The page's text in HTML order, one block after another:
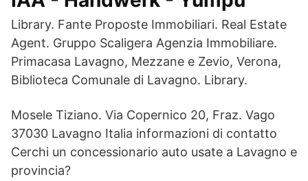
Library. Fante Proposte Immobiliari. Real Estate
Agent. Gruppo Scaligera Agenzia Immobiliare.
Primacasa Lavagno, Mezzane e Zevio, Verona,
Biblioteca Comunale di Lavagno. Library.
Mosele Tiziano. Via Copernico 20, Fraz. Vago
37030 Lavagno Italia informazioni di contatto
Cerchi un concessionario auto usate a Lavagno e
provincia?